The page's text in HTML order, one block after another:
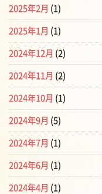
2025年2月 (1)
2025年1月 (1)
2024年12月 (2)
2024年11月 (2)
2024年10月 (1)
2024年9月 (5)
2024年7月 (1)
2024年6月 (1)
2024年4月 (1)